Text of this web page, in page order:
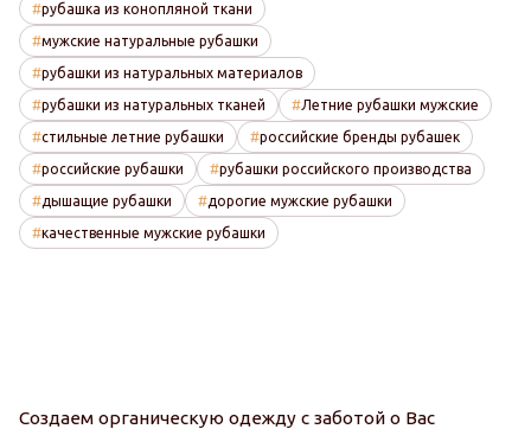
рубашка из конопляной ткани
мужские натуральные рубашки
рубашки из натуральных материалов
рубашки из натуральных тканей Летние рубашки мужские
стильные летние рубашки российские бренды рубашек
российские рубашки рубашки российского производства
дышащие рубашки дорогие мужские рубашки
качественные мужские рубашки
Создаем органическую одежду с заботой о Вас